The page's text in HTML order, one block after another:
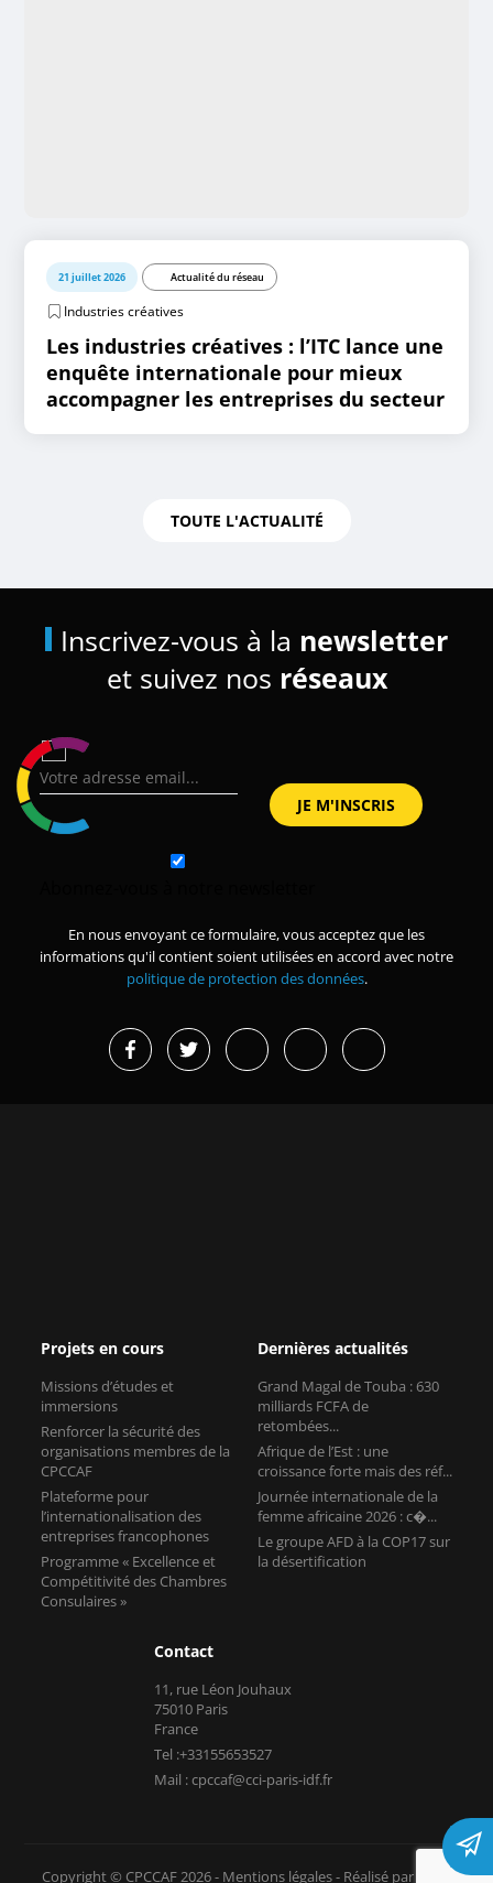
21 juillet 2026 Actualité du réseau
Industries créatives
Les industries créatives : l’ITC lance une
enquête internationale pour mieux
accompagner les entreprises du secteur
TOUTE L'ACTUALITÉ
Inscrivez-vous à la newsletter
et suivez nos réseaux
En nous envoyant ce formulaire, vous acceptez que les
informations qu'il contient soient utilisées en accord avec notre
politique de protection des données.
CPCCAF
l’internationalisation des
entreprises francophones
Programme « Excellence et
Compétitivité des Chambres
Consulaires »
croissance forte mais des réf...
femme africaine 2026 : c�...
Le groupe AFD à la COP17 sur
Contact
11, rue Léon Jouhaux
75010 Paris
Mail : cpccaf@cci-paris-idf.fr
Copyright © CPCCAF 2026 -Mentions légales
Comment référencer son site internet